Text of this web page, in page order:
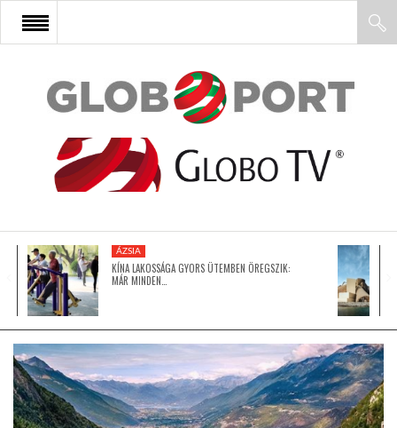
FŐOLDAL
AFRIKA
ÁZSIA
LATIN-AMERIKA
ÁZSIA
KÍNA LAKOSSÁGA GYORS ÜTEMBEN ÖREGSZIK:
MÁR MINDEN…